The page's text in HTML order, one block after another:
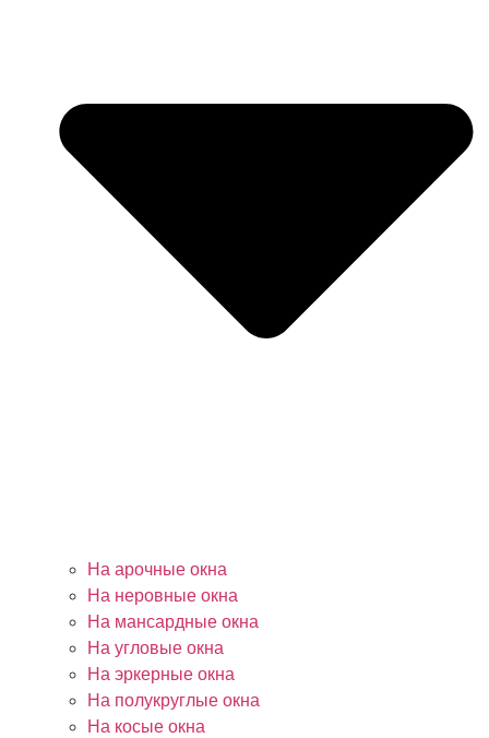
На арочные окна
На неровные окна
На мансардные окна
На угловые окна
На эркерные окна
На полукруглые окна
На косые окна